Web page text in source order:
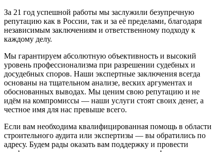
За 21 год успешной работы мы заслужили безупречную
репутацию как в России, так и за её пределами, благодаря
независимым заключениям и ответственному подходу к
каждому делу.
Мы гарантируем абсолютную объективность и высокий
уровень профессионализма при разрешении судебных и
досудебных споров. Наши экспертные заключения всегда
основаны на тщательном анализе, веских аргументах и
обоснованных выводах. Мы ценим свою репутацию и не
идём на компромиссы — наши услуги стоят своих денег, а
честное имя для нас превыше всего.
Если вам необходима квалифицированная помощь в области
строительного аудита или экспертизы — вы обратились по
адресу. Будем рады оказать вам поддержку и провести